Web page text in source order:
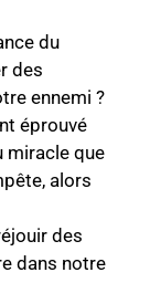
du
des
ennemi ?
éprouvé
miracle que
alors
des
dans notre